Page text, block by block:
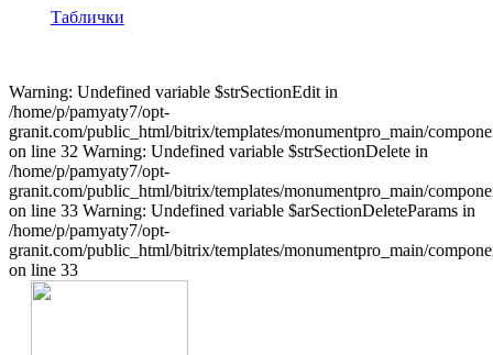
Таблички
Warning: Undefined variable $strSectionEdit in
/home/p/pamyaty7/opt-
granit.com/public_html/bitrix/templates/monumentpro_main/
on line 32 Warning: Undefined variable $strSectionDelete in
/home/p/pamyaty7/opt-
granit.com/public_html/bitrix/templates/monumentpro_main/
on line 33 Warning: Undefined variable $arSectionDeleteParams in
/home/p/pamyaty7/opt-
granit.com/public_html/bitrix/templates/monumentpro_main/
on line 33